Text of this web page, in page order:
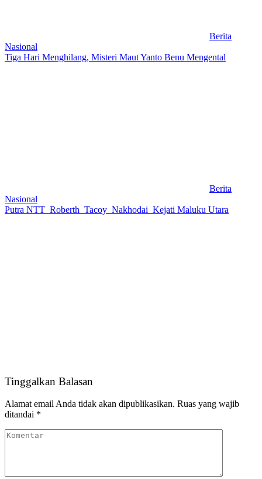
Berita
Nasional
Tiga Hari Menghilang, Misteri Maut Yanto Benu Mengental
Berita
Nasional
Putra NTT Roberth Tacoy Nakhodai Kejati Maluku Utara
Tinggalkan Balasan
Alamat email Anda tidak akan dipublikasikan. Ruas yang wajib
ditandai *